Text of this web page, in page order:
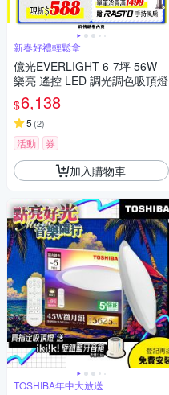
新春好禮輕鬆拿
億光EVERLIGHT 6-7坪 56W
樂亮 遙控 LED 調光調色吸頂燈
$6,138
5 (2)
活動 券
加入購物車
TOSHIBA年中大放送